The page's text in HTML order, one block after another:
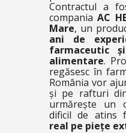
Contractul a
companiaAC
Mare, un
ani de
farmaceutic
alimentare.
regăsesc în
România vor
și pe rafturi
urmărește un
dificil de atins
real pe piețe